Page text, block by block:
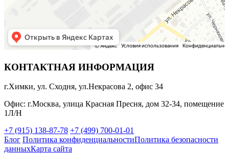
КОНТАКТНАЯ ИНФОРМАЦИЯ
г.Химки, ул. Сходня, ул.Некрасова 2, офис 34
Офис: г.Москва, улица Красная Пресня, дом 32-34, помещение
1Л/Н
+7 (915) 138-87-78 +7 (499) 700-01-01
Блог Политика конфиденциальностиПолитика безопасности
данныхКарта сайта